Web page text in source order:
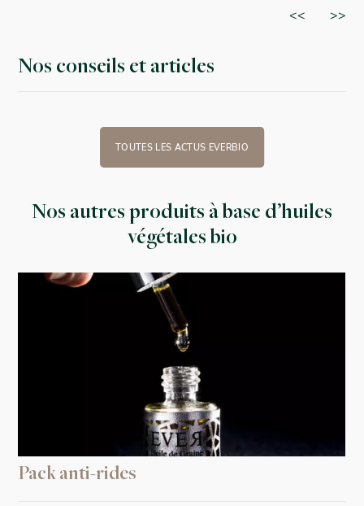
<< >>
Nos conseils et articles
TOUTES LES ACTUS EVERBIO
Nos autres produits à base d’huiles
végétales bio
Pack anti-rides